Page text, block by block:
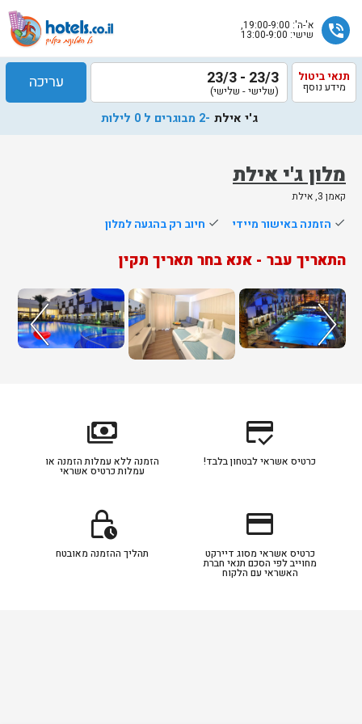
phone_in_talk א'-ה': 19:00-9:00,
שישי: 13:00-9:00
מלון ג'י אילת
קאמן 3, אילת
תנאי ביטול
מידע נוסף 23/3 - 23/3
(שלישי - שלישי) עריכה
ג'י אילת -2 מבוגרים ל 0 לילות
done הזמנה באישור מיידי done חיוב רק בהגעה למלון
התאריך עבר - אנא בחר תאריך תקין
שלח
הוטלס
אליך
בשעות
הפעילות
credit_score
כרטיס אשראי לבטחון בלבד!
payments
הזמנה ללא עמלות הזמנה או
עמלות כרטיס אשראי
credit_card
כרטיס אשראי מסוג דיירקט
מחוייב לפי הסכם תנאי חברת
האשראי עם הלקוח
lock_clock
תהליך ההזמנה מאובטח